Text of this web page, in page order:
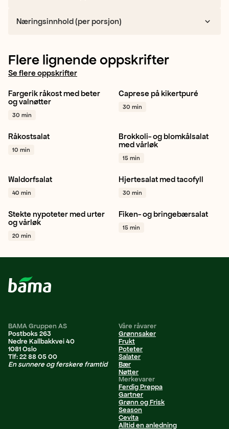
Næringsinnhold (per porsjon)
Flere lignende oppskrifter
Se flere oppskrifter
Rødbete
Sellerirot
Fargerik råkost med beter
og valnøtter
30 min
Salat
Bønne
Pinjekjerner
Caprese på kikertpuré
30 min
Gulrot Spisskål
+ 1
Råkostsalat
10 min
Blomkål Brokkoli
Vårløk
Brokkoli- og blomkålsalat
med vårløk
15 min
Eple
Ananas
Stangselleri
Waldorfsalat
40 min
Hjertesalat
Mango
Avokado
Hjertesalat med tacofyll
30 min
Potet Vårløk
Sjalottløk
Stekte nypoteter med urter
og vårløk
20 min
Fiken
Hjertesalat
Bringebær
Fiken- og bringebærsalat
15 min
BAMA Gruppen AS
Postboks 263
Nedre Kallbakkvei 40
1081 Oslo
Tlf: 22 88 05 00
En sunnere og ferskere framtid
Våre råvarer
Grønnsaker
Frukt
Poteter
Salater
Bær
Nøtter
Merkevarer
Ferdig Preppa
Gartner
Grønn og Frisk
Season
Cevita
Alltid en anledning